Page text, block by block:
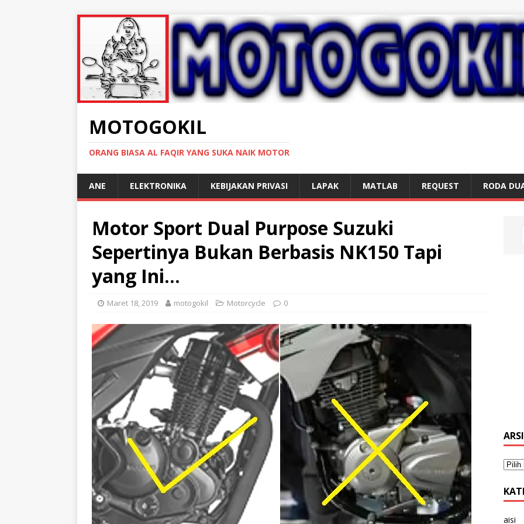
MOTOGOKIL
ORANG BIASA AL FAQIR YANG SUKA NAIK MOTOR
ANE ELEKTRONIKA KEBIJAKAN PRIVASI LAPAK MATLAB REQUEST RODA
Motor Sport Dual Purpose Suzuki
Sepertinya Bukan Berbasis NK150 Tapi
yang Ini…
Maret 18, 2019 motogokil Motorcycle 0
aisi